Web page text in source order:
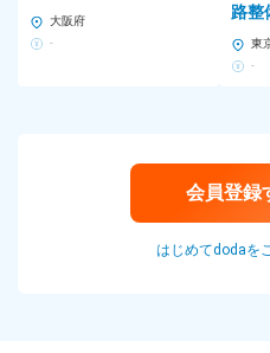
大阪府
-
路整
東
-
会員登録
はじめてdodaを